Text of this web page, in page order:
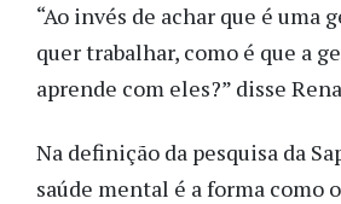
“Ao invés de achar que é uma
quer trabalhar, como é que a
aprende com eles?” disse
Na definição da pesquisa da
saúde mental é a forma como